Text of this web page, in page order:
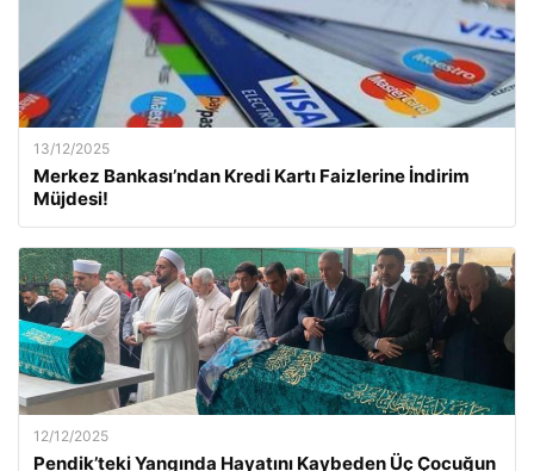
13/12/2025
Merkez Bankası’ndan Kredi Kartı Faizlerine İndirim
Müjdesi!
12/12/2025
Pendik’teki Yangında Hayatını Kaybeden Üç Çocuğun